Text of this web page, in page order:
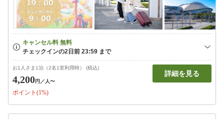
お1人さま1泊（2名1室利用時） (税込)
4,200円 ／人〜
ポイント(1%)
詳細を見る